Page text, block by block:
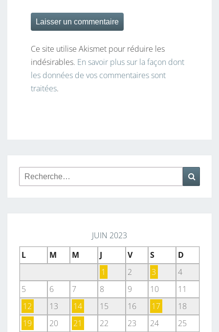
Ce site utilise Akismet pour réduire les
indésirables. En savoir plus sur la façon dont
les données de vos commentaires sont
traitées.
Rechercher :
JUIN 2023
L
M M J V S
D
1
2 3
4
5
6 7 8 9 10
11
12
13 14 15 16 17
18
19
20 21 22 23 24
25